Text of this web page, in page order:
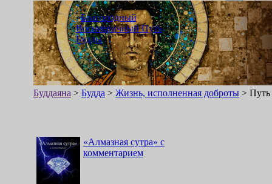
Буддаяна > Будда > Жизнь, исполненная доброты > Путь
«Благородный
Восьмеричный Путь
Будды»
«Алмазная сутра» с
комментарием